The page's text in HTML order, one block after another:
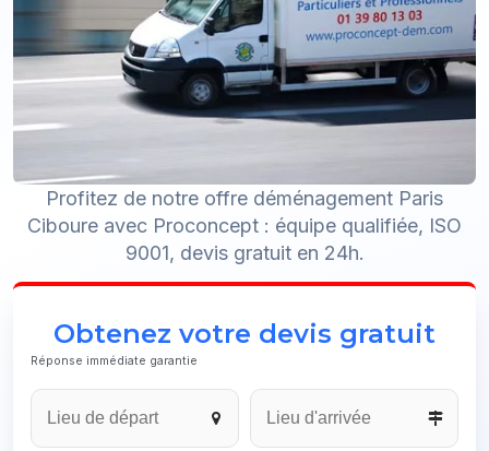
Profitez de notre offre déménagement Paris
Ciboure avec Proconcept : équipe qualifiée, ISO
9001, devis gratuit en 24h.
Obtenez votre devis gratuit
Réponse immédiate garantie
Company